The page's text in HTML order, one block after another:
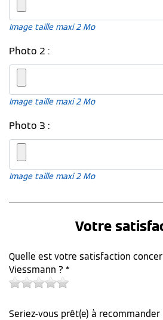
Image taille maxi 2 Mo
Photo 2 :
Image taille maxi 2 Mo
Photo 3 :
Image taille maxi 2 Mo
Votre
Quelle est votre satisfaction
Viessmann ? *
Seriez-vous prêt(e) à